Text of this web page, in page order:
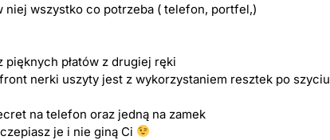
wszystko co potrzeba ( telefon, portfel,)
pięknych płatów z drugiej ręki
nerki uszyty jest z wykorzystaniem resztek po szyciu
na telefon oraz jedną na zamek
je i nie giną Ci